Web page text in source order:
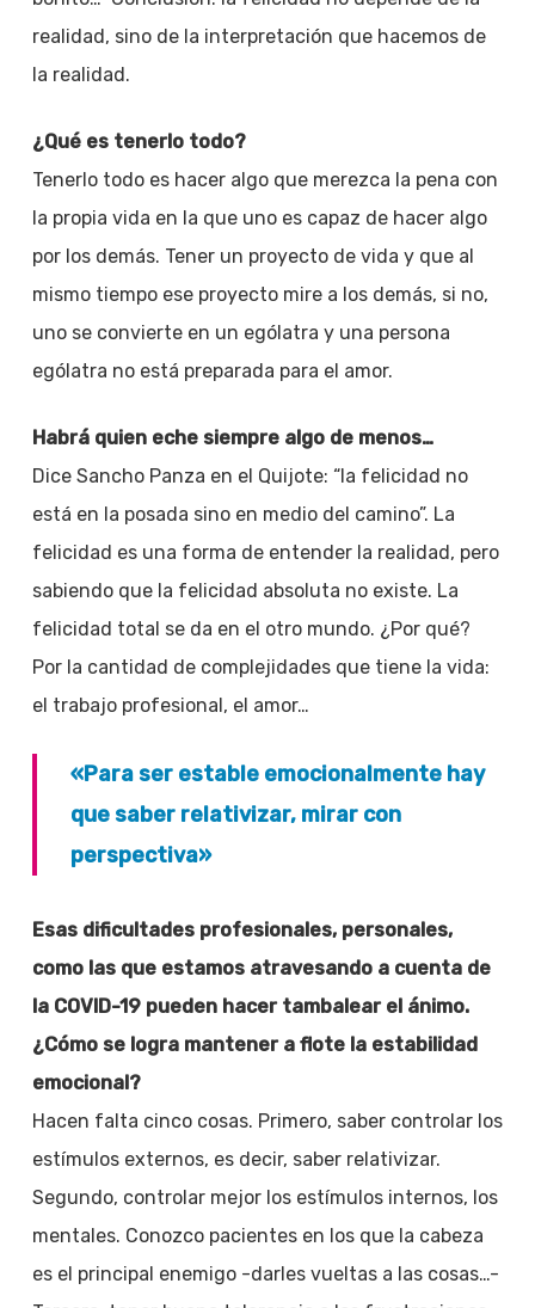
realidad, sino de la interpretación que hacemos de
la realidad.
¿Qué es tenerlo todo?
Tenerlo todo es hacer algo que merezca la pena con
la propia vida en la que uno es capaz de hacer algo
por los demás. Tener un proyecto de vida y que al
mismo tiempo ese proyecto mire a los demás, si no,
uno se convierte en un ególatra y una persona
ególatra no está preparada para el amor.
Habrá quien eche siempre algo de menos…
Dice Sancho Panza en el Quijote: “la felicidad no
está en la posada sino en medio del camino”. La
felicidad es una forma de entender la realidad, pero
sabiendo que la felicidad absoluta no existe. La
felicidad total se da en el otro mundo. ¿Por qué?
Por la cantidad de complejidades que tiene la vida:
el trabajo profesional, el amor…
«Para ser estable emocionalmente hay
que saber relativizar, mirar con
perspectiva»
Esas dificultades profesionales, personales,
como las que estamos atravesando a cuenta de
la COVID-19 pueden hacer tambalear el ánimo.
¿Cómo se logra mantener a flote la estabilidad
emocional?
Hacen falta cinco cosas. Primero, saber controlar los
estímulos externos, es decir, saber relativizar.
Segundo, controlar mejor los estímulos internos, los
mentales. Conozco pacientes en los que la cabeza
es el principal enemigo -darles vueltas a las cosas…-